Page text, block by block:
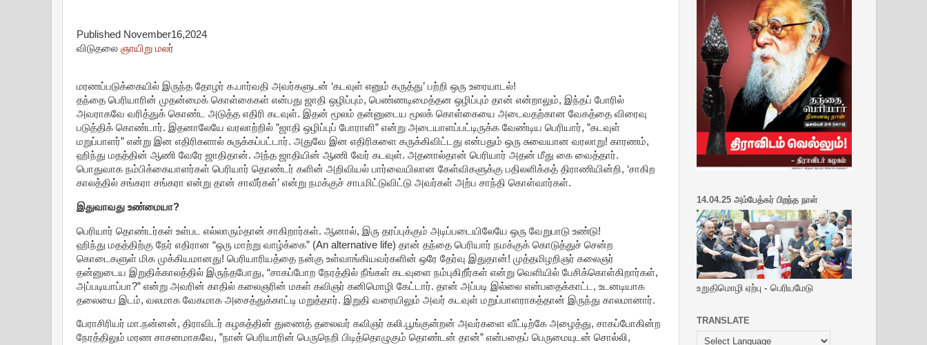
Published November16,2024
விடுதலை ஞாயிறு மலர்
மரணப்படுக்கையில் இருந்த தோழர் க.பார்வதி அவர்களுடன் ‘கடவுள் எனும் கருத்து’ பற்றி ஒரு உரையாடல்!
தந்தை பெரியாரின் முதன்மைக் கொள்கைகள் என்பது ஜாதி ஒழிப்பும், பெண்ணடிமைத்தன ஒழிப்பும் தான் என்றாலும், இந்தப் போரில்
அவராகவே வரித்துக் கொண்ட அடுத்த எதிரி கடவுள். இதன் மூலம் தன்னுடைய மூலக் கொள்கையை அடைவதற்கான வேகத்தை விரைவு
படுத்திக் கொண்டார். இதனாலேயே வரலாற்றில் ”ஜாதி ஒழிப்புப் போராளி” என்று அடையாளப்பட்டிருக்க வேண்டிய பெரியார், ”கடவுள்
மறுப்பாளர்” என்று இன எதிரிகளால் சுருக்கப்பட்டார். அதுவே இன எதிரிகளை கருக்கிவிட்டது என்பதும் ஒரு சுவையான வரலாறு! காரணம்,
ஹிந்து மதத்தின் ஆணி வேரே ஜாதிதான். அந்த ஜாதியின் ஆணி வேர் கடவுள். அதனால்தான் பெரியார் அதன் மீது கை வைத்தார்.
பொதுவாக நம்பிக்கையாளர்கள் பெரியார் தொண்டர் களின் அறிவியல் பார்வையிலான கேள்விகளுக்கு பதிலளிக்கத் திராணியின்றி, ‘சாகிற
காலத்தில் சங்கரா சங்கரா என்று தான் சாவீர்கள்’ என்று நமக்குச் சாபமிட்டுவிட்டு அவர்கள் அற்ப சாந்தி கொள்வார்கள்.
இதுவாவது உண்மையா?
பெரியார் தொண்டர்கள் உள்பட எல்லாரும்தான் சாகிறார்கள். ஆனால், இரு தரப்புக்கும் அடிப்படையிலேயே ஒரு வேறுபாடு உண்டு!
ஹிந்து மதத்திற்கு நேர் எதிரான “ஒரு மாற்று வாழ்க்கை” (An alternative life) தான் தந்தை பெரியார் நமக்குக் கொடுத்துச் சென்ற
கொடைகளுள் மிக முக்கியமானது! பெரியாரியத்தை நன்கு உள்வாங்கியவர்களின் ஒரே தேர்வு இதுதான்! முத்தமிழறிஞர் கலைஞர்
தன்னுடைய இறுதிக்காலத்தில் இருந்தபோது, “சாகப்போற நேரத்தில் நீங்கள் கடவுளை நம்புகிறீர்கள் என்று வெளியில் பேசிக்கொள்கிறார்கள்,
அப்படியாப்பா?” என்று அவரின் காதில் கலைஞரின் மகள் கவிஞர் கனிமொழி கேட்டார். தான் அப்படி இல்லை என்பதைக்காட்ட, உடனடியாக
தலையை இடம், வலமாக வேகமாக அசைத்துக்காட்டி மறுத்தார். இறுதி வரையிலும் அவர் கடவுள் மறுப்பாளராகத்தான் இருந்து காலமானார்.
பேராசிரியர் மா.நன்னன், திராவிடர் கழகத்தின் துணைத் தலைவர் கவிஞர் கலி.பூங்குன்றன் அவர்களை வீட்டிற்கே அழைத்து, சாகப்போகின்ற
நேரத்திலும் மரண சாசனமாகவே, ”நான் பெரியாரின் பெருநெறி பிடித்தொழுகும் தொண்டன் தான்” என்பதைப் பெருமையுடன் சொல்லி,
14.04.25 அம்பேத்கர் பிறந்த நாள்
உறுதிமொழி ஏற்பு - பெரியமேடு
TRANSLATE